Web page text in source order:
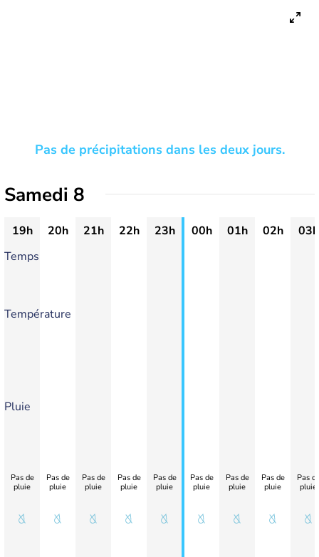
Pas de précipitations dans les deux jours.
Samedi 8
19h 20h 21h 22h 23h 00h 01h 02h
03h
Temps
Température
Pluie
Pas de
pluie
Pas de
pluie
Pas de
pluie
Pas de
pluie
Pas de
pluie
Pas de
pluie
Pas de
pluie
Pas de
pluie
Pas
pluie